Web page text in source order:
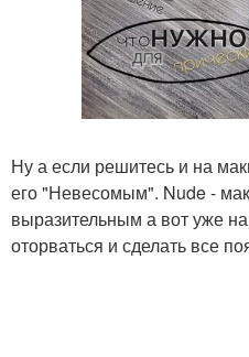
Ну а если решитесь и на
его "Невесомым". Nude -
выразительным а вот уже
оторваться и сделать все